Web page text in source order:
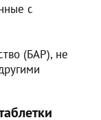
с
(БАР), не